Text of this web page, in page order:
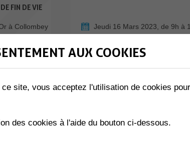
FIN DE VIE
à Collombey Jeudi 16 Mars 2023, de 9h à
Samedi 18 Mars 2023, 20h30
AUX COOKIES
site, vous acceptez l'utilisation de cookies
des cookies à l'aide du bouton ci-dessous.